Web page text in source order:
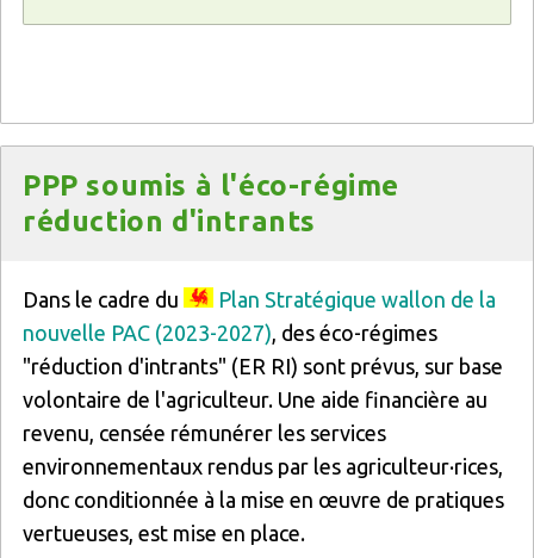
PPP soumis à l'éco-régime
réduction d'intrants
Dans le cadre du
Plan Stratégique wallon de la
nouvelle PAC (2023-2027), des éco-régimes
"réduction d'intrants" (ER RI) sont prévus, sur base
volontaire de l'agriculteur. Une aide financière au
revenu, censée rémunérer les services
environnementaux rendus par les agriculteur·rices,
donc conditionnée à la mise en œuvre de pratiques
vertueuses, est mise en place.